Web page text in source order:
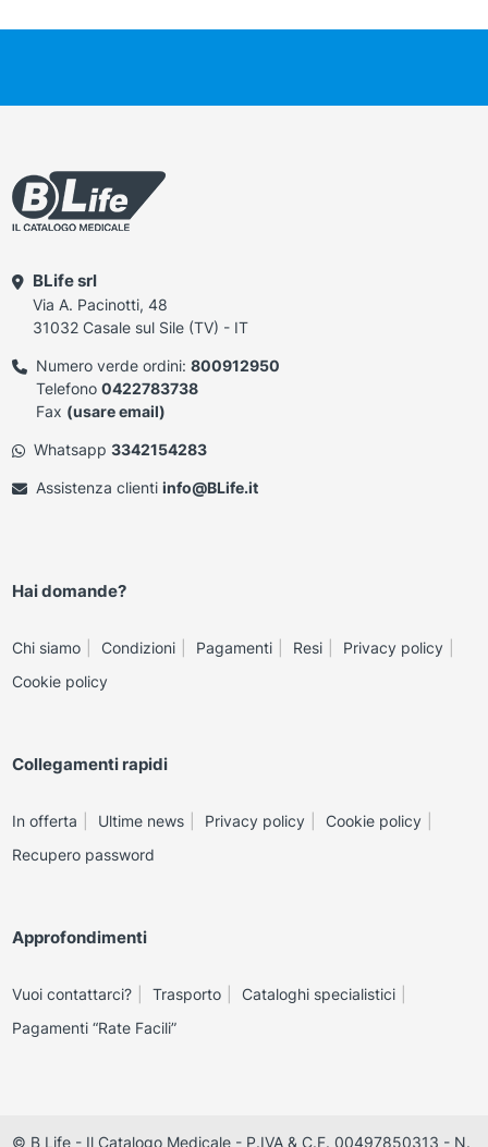
BLife srl
Via A. Pacinotti, 48
31032 Casale sul Sile (TV) - IT
Numero verde ordini: 800912950
Telefono 0422783738
Fax (usare email)
Whatsapp 3342154283
Assistenza clienti info@BLife.it
Hai domande?
Chi siamo Condizioni Pagamenti Resi
Privacy policy
Cookie policy
Collegamenti rapidi
In offerta Ultime news Privacy policy
Cookie policy
Recupero password
Approfondimenti
Vuoi contattarci? Trasporto
Cataloghi specialistici
Pagamenti “Rate Facili”
© B Life - Il Catalogo Medicale - P.IVA & C.F. 00497850313 - N.